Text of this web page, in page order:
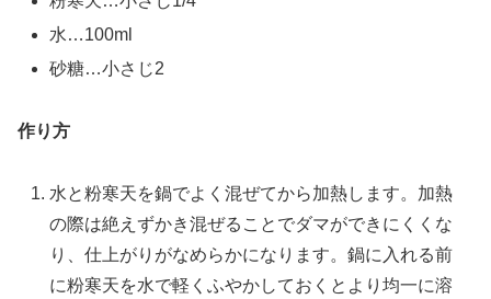
水…100ml
砂糖…小さじ2
作り方
水と粉寒天を鍋でよく混ぜてから加熱します。加熱
の際は絶えずかき混ぜることでダマができにくくな
り、仕上がりがなめらかになります。鍋に入れる前
に粉寒天を水で軽くふやかしておくとより均一に溶